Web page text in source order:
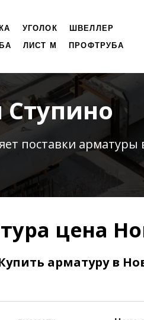
УГОЛОК
ШВЕЛЛЕР
ЛИСТ М ПРОФТРУБА
поставки арматуры
цена
арматуру в